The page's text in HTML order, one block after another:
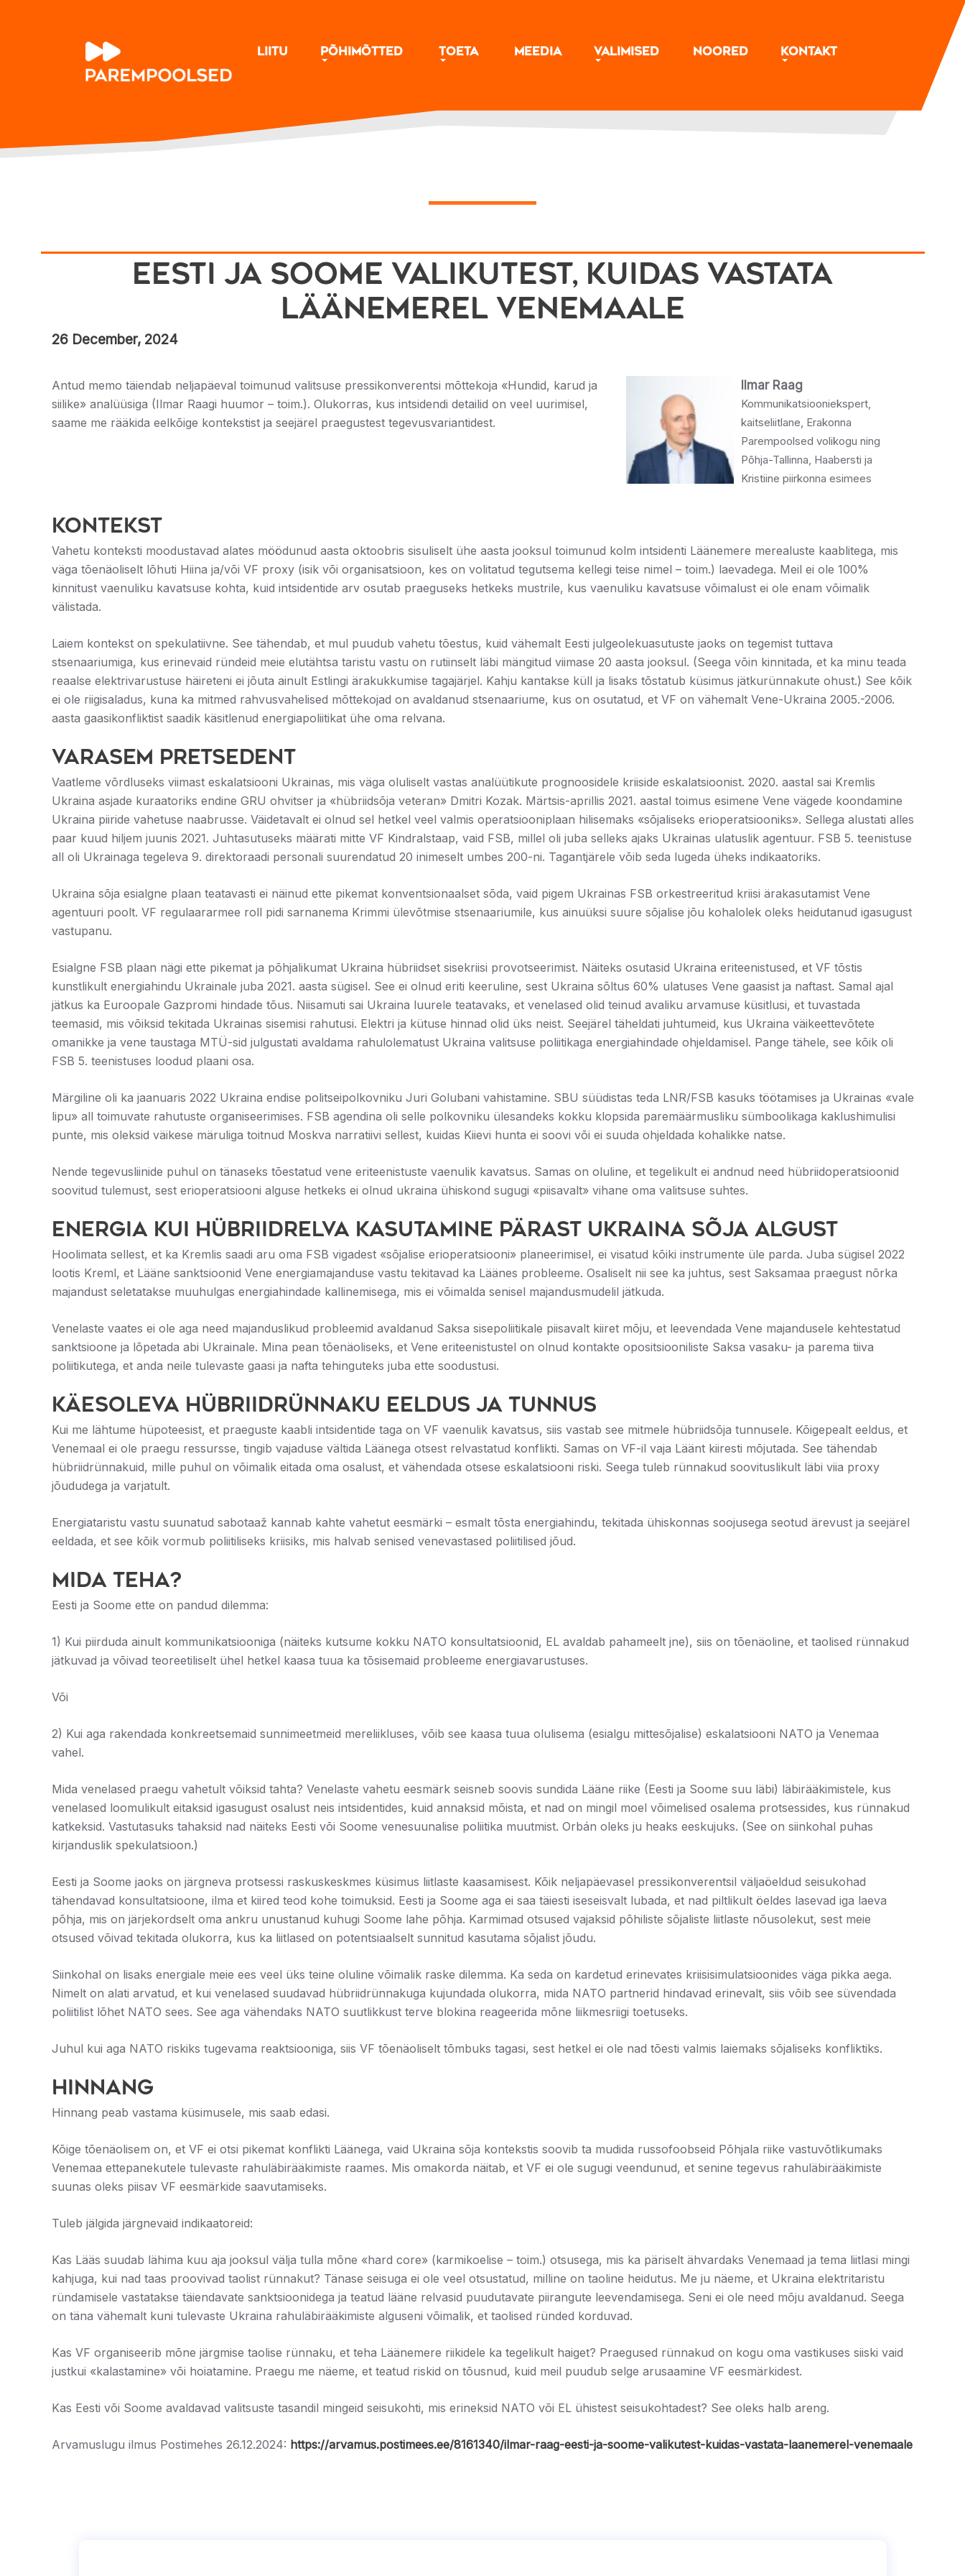
Liitu Põhimõtted Toeta Meedia Valimised Noored Kontakt
Eesti ja Soome valikutest, kuidas vastata
Läänemerel Venemaale
26 December, 2024
Antud memo täiendab neljapäeval toimunud valitsuse pressikonverentsi mõttekoja «Hundid, karud ja
siilike» analüüsiga (Ilmar Raagi huumor – toim.). Olukorras, kus intsidendi detailid on veel uurimisel,
saame me rääkida eelkõige kontekstist ja seejärel praegustest tegevusvariantidest.
Ilmar Raag
Kommunikatsiooniekspert,
kaitseliitlane, Erakonna
Parempoolsed volikogu ning
Põhja-Tallinna, Haabersti ja
Kristiine piirkonna esimees
Kontekst
Vahetu konteksti moodustavad alates möödunud aasta oktoobris sisuliselt ühe aasta jooksul toimunud kolm intsidenti Läänemere merealuste kaablitega, mis
väga tõenäoliselt lõhuti Hiina ja/või VF proxy (isik või organisatsioon, kes on volitatud tegutsema kellegi teise nimel – toim.) laevadega. Meil ei ole 100%
kinnitust vaenuliku kavatsuse kohta, kuid intsidentide arv osutab praeguseks hetkeks mustrile, kus vaenuliku kavatsuse võimalust ei ole enam võimalik
välistada.
Laiem kontekst on spekulatiivne. See tähendab, et mul puudub vahetu tõestus, kuid vähemalt Eesti julgeolekuasutuste jaoks on tegemist tuttava
stsenaariumiga, kus erinevaid ründeid meie elutähtsa taristu vastu on rutiinselt läbi mängitud viimase 20 aasta jooksul. (Seega võin kinnitada, et ka minu teada
reaalse elektrivarustuse häireteni ei jõuta ainult Estlingi ärakukkumise tagajärjel. Kahju kantakse küll ja lisaks tõstatub küsimus jätkurünnakute ohust.) See kõik
ei ole riigisaladus, kuna ka mitmed rahvusvahelised mõttekojad on avaldanud stsenaariume, kus on osutatud, et VF on vähemalt Vene-Ukraina 2005.-2006.
aasta gaasikonfliktist saadik käsitlenud energiapoliitikat ühe oma relvana.
Varasem pretsedent
Vaatleme võrdluseks viimast eskalatsiooni Ukrainas, mis väga oluliselt vastas analüütikute prognoosidele kriiside eskalatsioonist. 2020. aastal sai Kremlis
Ukraina asjade kuraatoriks endine GRU ohvitser ja «hübriidsõja veteran» Dmitri Kozak. Märtsis-aprillis 2021. aastal toimus esimene Vene vägede koondamine
Ukraina piiride vahetuse naabrusse. Väidetavalt ei olnud sel hetkel veel valmis operatsiooniplaan hilisemaks «sõjaliseks erioperatsiooniks». Sellega alustati alles
paar kuud hiljem juunis 2021. Juhtasutuseks määrati mitte VF Kindralstaap, vaid FSB, millel oli juba selleks ajaks Ukrainas ulatuslik agentuur. FSB 5. teenistuse
all oli Ukrainaga tegeleva 9. direktoraadi personali suurendatud 20 inimeselt umbes 200-ni. Tagantjärele võib seda lugeda üheks indikaatoriks.
Ukraina sõja esialgne plaan teatavasti ei näinud ette pikemat konventsionaalset sõda, vaid pigem Ukrainas FSB orkestreeritud kriisi ärakasutamist Vene
agentuuri poolt. VF regulaararmee roll pidi sarnanema Krimmi ülevõtmise stsenaariumile, kus ainuüksi suure sõjalise jõu kohalolek oleks heidutanud igasugust
vastupanu.
Esialgne FSB plaan nägi ette pikemat ja põhjalikumat Ukraina hübriidset sisekriisi provotseerimist. Näiteks osutasid Ukraina eriteenistused, et VF tõstis
kunstlikult energiahindu Ukrainale juba 2021. aasta sügisel. See ei olnud eriti keeruline, sest Ukraina sõltus 60% ulatuses Vene gaasist ja naftast. Samal ajal
jätkus ka Euroopale Gazpromi hindade tõus. Niisamuti sai Ukraina luurele teatavaks, et venelased olid teinud avaliku arvamuse küsitlusi, et tuvastada
teemasid, mis võiksid tekitada Ukrainas sisemisi rahutusi. Elektri ja kütuse hinnad olid üks neist. Seejärel täheldati juhtumeid, kus Ukraina väikeettevõtete
omanikke ja vene taustaga MTÜ-sid julgustati avaldama rahulolematust Ukraina valitsuse poliitikaga energiahindade ohjeldamisel. Pange tähele, see kõik oli
FSB 5. teenistuses loodud plaani osa.
Märgiline oli ka jaanuaris 2022 Ukraina endise politseipolkovniku Juri Golubani vahistamine. SBU süüdistas teda LNR/FSB kasuks töötamises ja Ukrainas «vale
lipu» all toimuvate rahutuste organiseerimises. FSB agendina oli selle polkovniku ülesandeks kokku klopsida paremäärmusliku sümboolikaga kaklushimulisi
punte, mis oleksid väikese märuliga toitnud Moskva narratiivi sellest, kuidas Kiievi hunta ei soovi või ei suuda ohjeldada kohalikke natse.
Nende tegevusliinide puhul on tänaseks tõestatud vene eriteenistuste vaenulik kavatsus. Samas on oluline, et tegelikult ei andnud need hübriidoperatsioonid
soovitud tulemust, sest erioperatsiooni alguse hetkeks ei olnud ukraina ühiskond sugugi «piisavalt» vihane oma valitsuse suhtes.
Energia kui hübriidrelva kasutamine pärast Ukraina sõja algust
Hoolimata sellest, et ka Kremlis saadi aru oma FSB vigadest «sõjalise erioperatsiooni» planeerimisel, ei visatud kõiki instrumente üle parda. Juba sügisel 2022
lootis Kreml, et Lääne sanktsioonid Vene energiamajanduse vastu tekitavad ka Läänes probleeme. Osaliselt nii see ka juhtus, sest Saksamaa praegust nõrka
majandust seletatakse muuhulgas energiahindade kallinemisega, mis ei võimalda senisel majandusmudelil jätkuda.
Venelaste vaates ei ole aga need majanduslikud probleemid avaldanud Saksa sisepoliitikale piisavalt kiiret mõju, et leevendada Vene majandusele kehtestatud
sanktsioone ja lõpetada abi Ukrainale. Mina pean tõenäoliseks, et Vene eriteenistustel on olnud kontakte opositsiooniliste Saksa vasaku- ja parema tiiva
poliitikutega, et anda neile tulevaste gaasi ja nafta tehinguteks juba ette soodustusi.
Käesoleva hübriidrünnaku eeldus ja tunnus
Kui me lähtume hüpoteesist, et praeguste kaabli intsidentide taga on VF vaenulik kavatsus, siis vastab see mitmele hübriidsõja tunnusele. Kõigepealt eeldus, et
Venemaal ei ole praegu ressursse, tingib vajaduse vältida Läänega otsest relvastatud konflikti. Samas on VF-il vaja Läänt kiiresti mõjutada. See tähendab
hübriidrünnakuid, mille puhul on võimalik eitada oma osalust, et vähendada otsese eskalatsiooni riski. Seega tuleb rünnakud soovituslikult läbi viia proxy
jõududega ja varjatult.
Energiataristu vastu suunatud sabotaaž kannab kahte vahetut eesmärki – esmalt tõsta energiahindu, tekitada ühiskonnas soojusega seotud ärevust ja seejärel
eeldada, et see kõik vormub poliitiliseks kriisiks, mis halvab senised venevastased poliitilised jõud.
Mida teha?
Eesti ja Soome ette on pandud dilemma:
1) Kui piirduda ainult kommunikatsiooniga (näiteks kutsume kokku NATO konsultatsioonid, EL avaldab pahameelt jne), siis on tõenäoline, et taolised rünnakud
jätkuvad ja võivad teoreetiliselt ühel hetkel kaasa tuua ka tõsisemaid probleeme energiavarustuses.
Või
2) Kui aga rakendada konkreetsemaid sunnimeetmeid mereliikluses, võib see kaasa tuua olulisema (esialgu mittesõjalise) eskalatsiooni NATO ja Venemaa
vahel.
Mida venelased praegu vahetult võiksid tahta? Venelaste vahetu eesmärk seisneb soovis sundida Lääne riike (Eesti ja Soome suu läbi) läbirääkimistele, kus
venelased loomulikult eitaksid igasugust osalust neis intsidentides, kuid annaksid mõista, et nad on mingil moel võimelised osalema protsessides, kus rünnakud
katkeksid. Vastutasuks tahaksid nad näiteks Eesti või Soome venesuunalise poliitika muutmist. Orbán oleks ju heaks eeskujuks. (See on siinkohal puhas
kirjanduslik spekulatsioon.)
Eesti ja Soome jaoks on järgneva protsessi raskuskeskmes küsimus liitlaste kaasamisest. Kõik neljapäevasel pressikonverentsil väljaöeldud seisukohad
tähendavad konsultatsioone, ilma et kiired teod kohe toimuksid. Eesti ja Soome aga ei saa täiesti iseseisvalt lubada, et nad piltlikult öeldes lasevad iga laeva
põhja, mis on järjekordselt oma ankru unustanud kuhugi Soome lahe põhja. Karmimad otsused vajaksid põhiliste sõjaliste liitlaste nõusolekut, sest meie
otsused võivad tekitada olukorra, kus ka liitlased on potentsiaalselt sunnitud kasutama sõjalist jõudu.
Siinkohal on lisaks energiale meie ees veel üks teine oluline võimalik raske dilemma. Ka seda on kardetud erinevates kriisisimulatsioonides väga pikka aega.
Nimelt on alati arvatud, et kui venelased suudavad hübriidrünnakuga kujundada olukorra, mida NATO partnerid hindavad erinevalt, siis võib see süvendada
poliitilist lõhet NATO sees. See aga vähendaks NATO suutlikkust terve blokina reageerida mõne liikmesriigi toetuseks.
Juhul kui aga NATO riskiks tugevama reaktsiooniga, siis VF tõenäoliselt tõmbuks tagasi, sest hetkel ei ole nad tõesti valmis laiemaks sõjaliseks konfliktiks.
Hinnang
Hinnang peab vastama küsimusele, mis saab edasi.
Kõige tõenäolisem on, et VF ei otsi pikemat konflikti Läänega, vaid Ukraina sõja kontekstis soovib ta mudida russofoobseid Põhjala riike vastuvõtlikumaks
Venemaa ettepanekutele tulevaste rahuläbirääkimiste raames. Mis omakorda näitab, et VF ei ole sugugi veendunud, et senine tegevus rahuläbirääkimiste
suunas oleks piisav VF eesmärkide saavutamiseks.
Tuleb jälgida järgnevaid indikaatoreid:
Kas Lääs suudab lähima kuu aja jooksul välja tulla mõne «hard core»​ (karmikoelise – toim.) otsusega, mis ka päriselt ähvardaks Venemaad ja tema liitlasi mingi
kahjuga, kui nad taas proovivad taolist rünnakut? Tänase seisuga ei ole veel otsustatud, milline on taoline heidutus. Me ju näeme, et Ukraina elektritaristu
ründamisele vastatakse täiendavate sanktsioonidega ja teatud lääne relvasid puudutavate piirangute leevendamisega. Seni ei ole need mõju avaldanud. Seega
on täna vähemalt kuni tulevaste Ukraina rahuläbirääkimiste alguseni võimalik, et taolised ründed korduvad.
Kas VF organiseerib mõne järgmise taolise rünnaku, et teha Läänemere riikidele ka tegelikult haiget? Praegused rünnakud on kogu oma vastikuses siiski vaid
justkui «kalastamine» või hoiatamine. Praegu me näeme, et teatud riskid on tõusnud, kuid meil puudub selge arusaamine VF eesmärkidest.
Kas Eesti või Soome avaldavad valitsuste tasandil mingeid seisukohti, mis erineksid NATO või EL ühistest seisukohtadest? See oleks halb areng.
Arvamuslugu ilmus Postimehes 26.12.2024: https://arvamus.postimees.ee/8161340/ilmar-raag-eesti-ja-soome-valikutest-kuidas-vastata-laanemerel-venemaale